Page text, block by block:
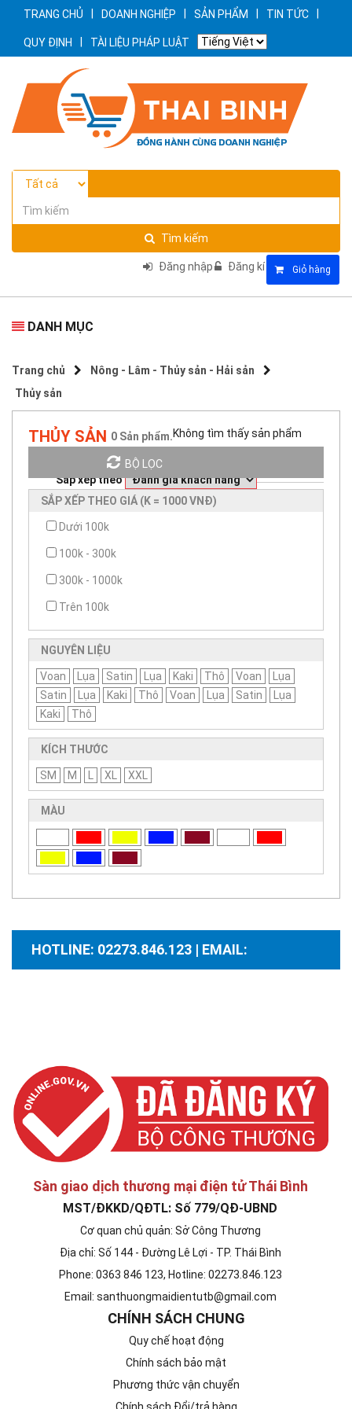
TRANG CHỦ DOANH NGHIỆP SẢN PHẨM TIN TỨC
QUY ĐỊNH TÀI LIỆU PHÁP LUẬT
Tìm kiếm
Đăng nhập Đăng kí Giỏ hàng
DANH MỤC
Trang chủ
Nông - Lâm - Thủy sản - Hải sản
Thủy sản
THỦY SẢN 0 Sản phẩm.
Sắp xếp theo
Không tìm thấy sản phẩm
BỘ LỌC
SẮP XẾP THEO GIÁ (K = 1000 VNĐ)
Dưới 100k
100k - 300k
300k - 1000k
Trên 100k
NGUYÊN LIỆU
Voan Lụa Satin Lụa Kaki Thô Voan
Lụa
Satin
Lụa Kaki Thô Voan Lụa Satin
Lụa
Kaki
Thô
KÍCH THƯỚC
SM M L XL XXL
MÀU
HOTLINE: 02273.846.123 | EMAIL:
Sàn giao dịch thương mại điện tử Thái Bình
MST/ĐKKD/QĐTL: Số 779/QĐ-UBND
Cơ quan chủ quản: Sở Công Thương
Địa chỉ: Số 144 - Đường Lê Lợi - TP. Thái Bình
Phone: 0363 846 123, Hotline: 02273.846.123
Email: santhuongmaidientutb@gmail.com
CHÍNH SÁCH CHUNG
Quy chế hoạt động
Chính sách bảo mật
Phương thức vận chuyển